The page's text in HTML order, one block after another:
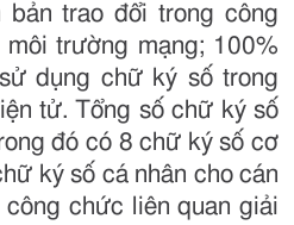
trao đổi trong công
trường mạng; 100%
dụng chữ ký số trong
tử. Tổng số chữ ký số
đó có 8 chữ ký số cơ
ký số cá nhân cho cán
công chức liên quan giải